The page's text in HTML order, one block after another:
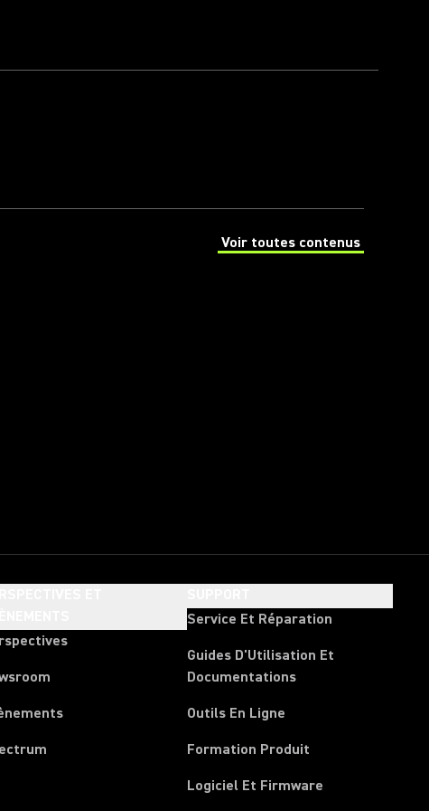
Voir toutes contenus
(Opens in a new tab)
Service Et Réparation
Guides D'Utilisation Et
Documentations
Outils En Ligne
Formation Produit
Logiciel Et Firmware